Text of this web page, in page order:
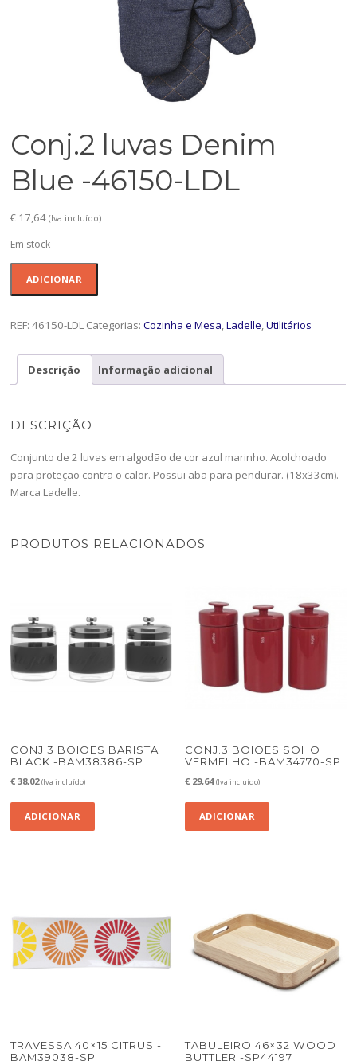
Conj.2 luvas Denim
Blue -46150-LDL
€ 17,64 (Iva incluído)
Em stock
luvas
Blue
-46150-
ADICIONAR
REF:46150-LDL Categorias:Cozinha e Mesa,Ladelle,Utilitários
Descrição Informação adicional
DESCRIÇÃO
Conjunto de 2 luvas em algodão de cor azul marinho. Acolchoado
para proteção contra o calor. Possui aba para pendurar. (18x33cm).
Marca Ladelle.
PRODUTOS RELACIONADOS
CONJ.3 BOIOES BARISTA
BLACK -BAM38386-SP
€ 38,02 (Iva incluído)
ADICIONAR
CONJ.3 BOIOES SOHO
VERMELHO -BAM34770-SP
€ 29,64 (Iva incluído)
ADICIONAR
TRAVESSA 40×15 CITRUS -
BAM39038-SP
TABULEIRO 46×32 WOOD
BUTTLER -SP44197